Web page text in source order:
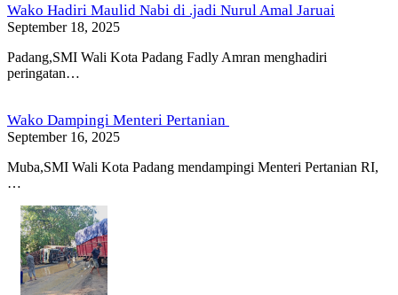
Wako Hadiri Maulid Nabi di .jadi Nurul Amal Jaruai
September 18, 2025
Padang,SMI Wali Kota Padang Fadly Amran menghadiri
peringatan…
Wako Dampingi Menteri Pertanian
September 16, 2025
Muba,SMI Wali Kota Padang mendampingi Menteri Pertanian RI,
…